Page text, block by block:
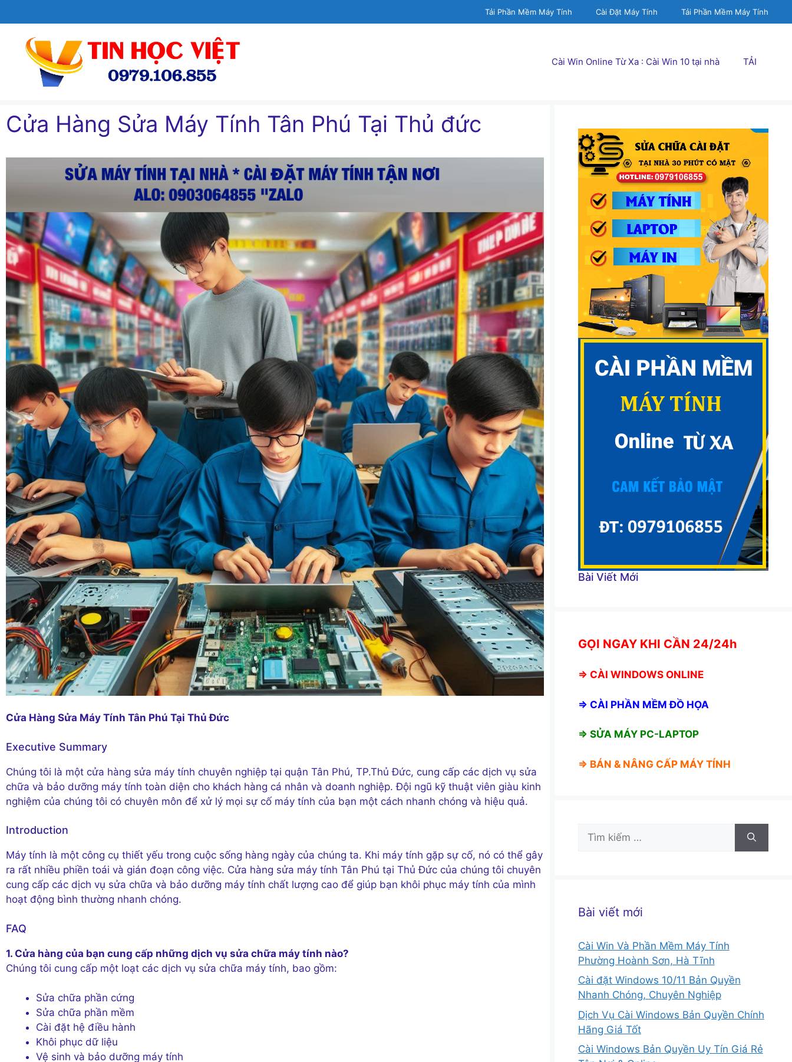
đến
Tải Phần Mềm Máy Tính Cài Đặt Máy Tính Tải Phần Mềm Máy Tính
Cài Win Online Từ Xa : Cài Win 10 tại nhà TẢI
Cửa Hàng Sửa Máy Tính Tân Phú Tại Thủ đức
Cửa Hàng Sửa Máy Tính Tân Phú Tại Thủ Đức
Executive Summary
Chúng tôi là một cửa hàng sửa máy tính chuyên nghiệp tại quận Tân Phú, TP.Thủ Đức, cung cấp các dịch vụ sửa
chữa và bảo dưỡng máy tính toàn diện cho khách hàng cá nhân và doanh nghiệp. Đội ngũ kỹ thuật viên giàu kinh
nghiệm của chúng tôi có chuyên môn để xử lý mọi sự cố máy tính của bạn một cách nhanh chóng và hiệu quả.
Introduction
Máy tính là một công cụ thiết yếu trong cuộc sống hàng ngày của chúng ta. Khi máy tính gặp sự cố, nó có thể gây
ra rất nhiều phiền toái và gián đoạn công việc. Cửa hàng sửa máy tính Tân Phú tại Thủ Đức của chúng tôi chuyên
cung cấp các dịch vụ sửa chữa và bảo dưỡng máy tính chất lượng cao để giúp bạn khôi phục máy tính của mình
hoạt động bình thường nhanh chóng.
FAQ
1. Cửa hàng của bạn cung cấp những dịch vụ sửa chữa máy tính nào?
Chúng tôi cung cấp một loạt các dịch vụ sửa chữa máy tính, bao gồm:
Sửa chữa phần cứng
Sửa chữa phần mềm
Cài đặt hệ điều hành
Khôi phục dữ liệu
Vệ sinh và bảo dưỡng máy tính
Bài Viết Mới
GỌI NGAY KHI CẦN 24/24h
⇒ CÀI WINDOWS ONLINE
⇒ CÀI PHẦN MỀM ĐỒ HỌA
⇒ SỬA MÁY PC-LAPTOP
⇒ BÁN & NÂNG CẤP MÁY TÍNH
Tìm
kiếm
Bài viết mới
Cài Win Và Phần Mềm Máy Tính
Phường Hoành Sơn, Hà Tĩnh
Cài đặt Windows 10/11 Bản Quyền
Nhanh Chóng, Chuyên Nghiệp
Dịch Vụ Cài Windows Bản Quyền Chính
Hãng Giá Tốt
Cài Windows Bản Quyền Uy Tín Giá Rẻ